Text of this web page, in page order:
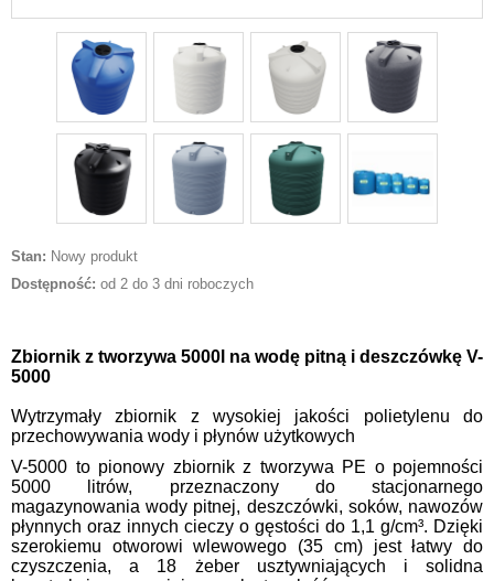
Stan: Nowy produkt
Dostępność: od 2 do 3 dni roboczych
Zbiornik z tworzywa 5000l na wodę pitną i deszczówkę V-
5000
Wytrzymały zbiornik z wysokiej jakości polietylenu do
przechowywania wody i płynów użytkowych
V-5000 to pionowy zbiornik z tworzywa PE o pojemności
5000 litrów, przeznaczony do stacjonarnego
magazynowania wody pitnej, deszczówki, soków, nawozów
płynnych oraz innych cieczy o gęstości do 1,1 g/cm³. Dzięki
szerokiemu otworowi wlewowego (35 cm) jest łatwy do
czyszczenia, a 18 żeber usztywniających i solidna